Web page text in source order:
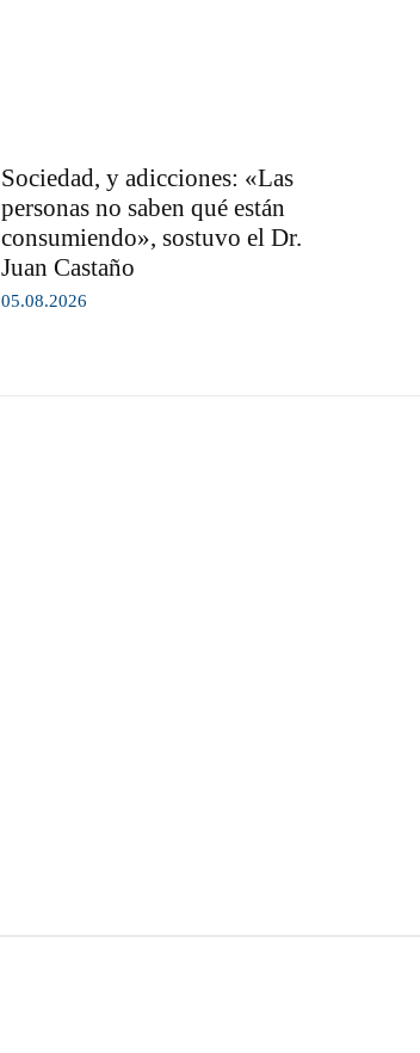
Sociedad, y adicciones: «Las
personas no saben qué están
consumiendo», sostuvo el Dr.
Juan Castaño
05.08.2026